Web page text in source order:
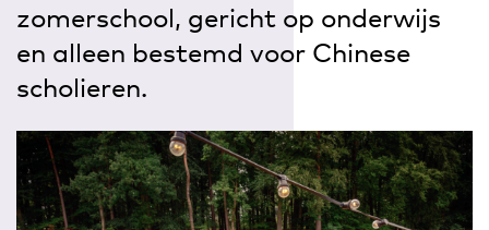
zomerschool, gericht op onderwijs
en alleen bestemd voor Chinese
scholieren.